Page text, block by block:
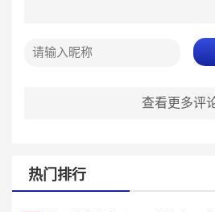
查看更多评
热门排行